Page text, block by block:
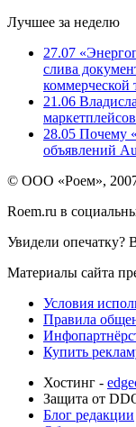
Лучшее за неделю
27.07
слива
коммерческой
21.06
маркетплейсов
28.05 Почему
объявлений
© ООО «Роем», 2007
Roem.ru в
Увидели опечатку?
Материалы сайта
Условия
Правила
Купить
Хостинг -
Защита от
Блог редакции